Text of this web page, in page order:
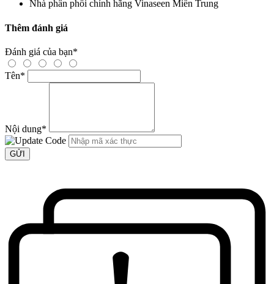
Nhà phân phối chính hãng Vinaseen Miền Trung
Thêm đánh giá
Đánh giá của bạn*
Tên*
Nội dung*
GỬI